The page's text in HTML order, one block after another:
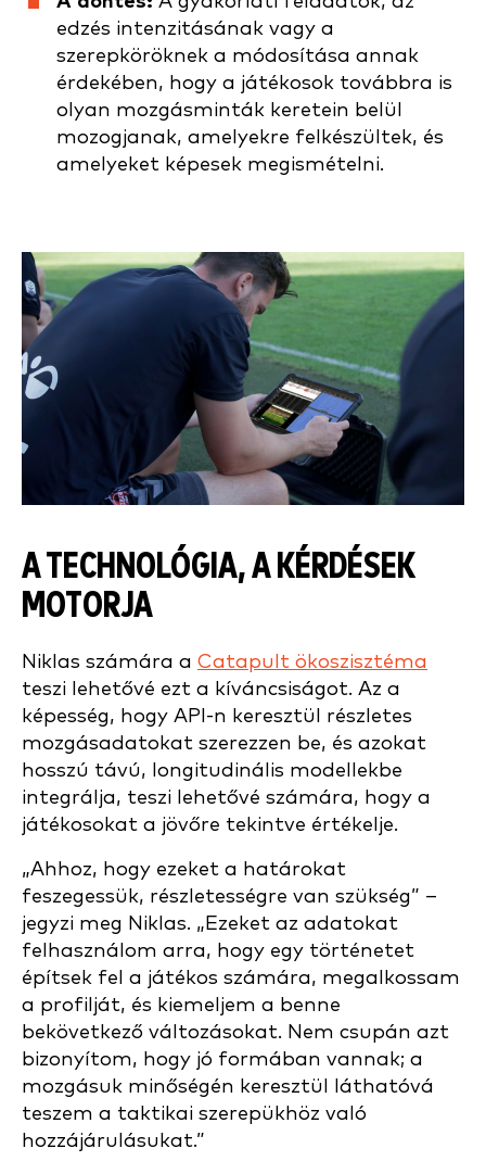
edzés intenzitásának vagy a
szerepköröknek a módosítása annak
érdekében, hogy a játékosok továbbra is
olyan mozgásminták keretein belül
mozogjanak, amelyekre felkészültek, és
amelyeket képesek megismételni.
A TECHNOLÓGIA, A KÉRDÉSEK
MOTORJA
Niklas számára a Catapult ökoszisztéma
teszi lehetővé ezt a kíváncsiságot. Az a
képesség, hogy API-n keresztül részletes
mozgásadatokat szerezzen be, és azokat
hosszú távú, longitudinális modellekbe
integrálja, teszi lehetővé számára, hogy a
játékosokat a jövőre tekintve értékelje.
„Ahhoz, hogy ezeket a határokat
feszegessük, részletességre van szükség” –
jegyzi meg Niklas. „Ezeket az adatokat
felhasználom arra, hogy egy történetet
építsek fel a játékos számára, megalkossam
a profilját, és kiemeljem a benne
bekövetkező változásokat. Nem csupán azt
bizonyítom, hogy jó formában vannak; a
mozgásuk minőségén keresztül láthatóvá
teszem a taktikai szerepükhöz való
hozzájárulásukat.”